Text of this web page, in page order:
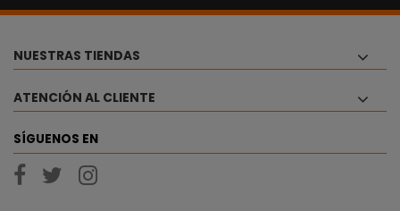
NUESTRAS TIENDAS
ATENCIÓN AL CLIENTE
SÍGUENOS EN